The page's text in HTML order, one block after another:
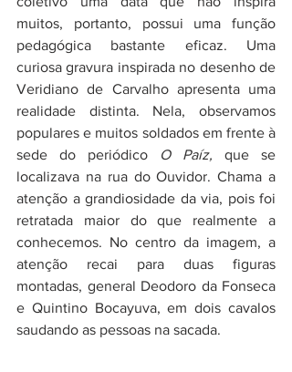
muitos, portanto, possui uma função
pedagógica bastante eficaz. Uma
curiosa gravura inspirada no desenho de
Veridiano de Carvalho apresenta uma
realidade distinta. Nela, observamos
populares e muitos soldados em frente à
sede do periódico
O Paíz, que se
localizava na rua do Ouvidor. Chama a
atenção a grandiosidade da via, pois foi
retratada maior do que realmente a
conhecemos. No centro da imagem, a
atenção recai para duas figuras
montadas, general Deodoro da Fonseca
e Quintino Bocayuva, em dois cavalos
saudando as pessoas na sacada.